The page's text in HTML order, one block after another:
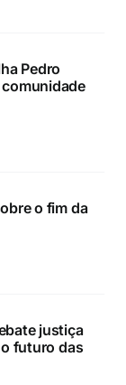
Pedro
o fim da
justiça
futuro das